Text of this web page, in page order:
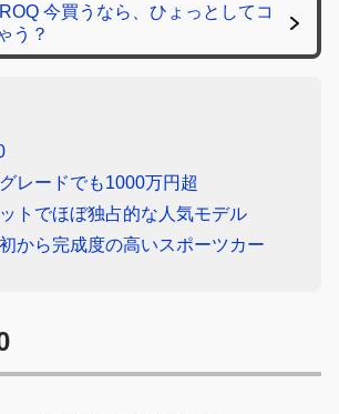
今買うなら、ひょっとしてコ
う？
レードでも1000万円超
トでほぼ独占的な人気モデル
から完成度の高いスポーツカー